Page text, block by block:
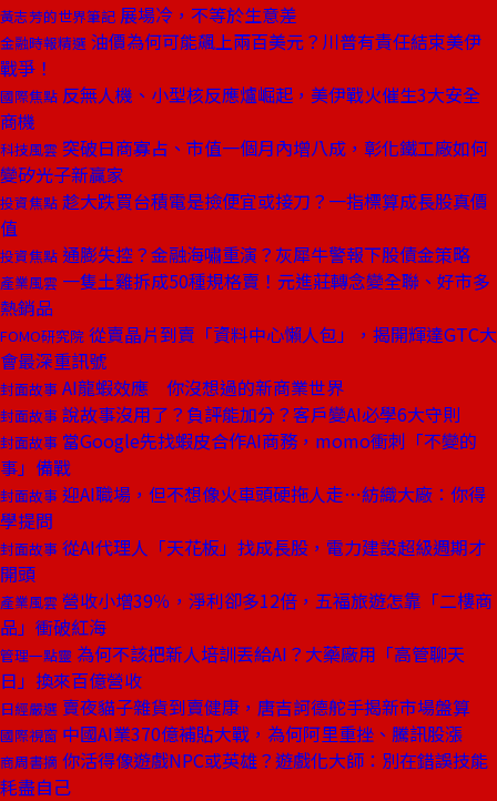
黃志芳的世界筆記 展場冷，不等於生意差
金融時報精選 油價為何可能飆上兩百美元？川普有責任結束美伊
戰爭！
國際焦點 反無人機、小型核反應爐崛起，美伊戰火催生3大安全
商機
科技風雲 突破日商寡占、市值一個月內增八成，彰化鐵工廠如何
變矽光子新贏家
投資焦點 趁大跌買台積電是撿便宜或接刀？一指標算成長股真價
值
投資焦點 通膨失控？金融海嘯重演？灰犀牛警報下股債金策略
產業風雲 一隻土雞拆成50種規格賣！元進莊轉念變全聯、好市多
熱銷品
FOMO研究院 從賣晶片到賣「資料中心懶人包」，揭開輝達GTC大
會最深重訊號
封面故事 AI龍蝦效應 你沒想過的新商業世界
封面故事 說故事沒用了？負評能加分？客戶變AI必學6大守則
封面故事 當Google先找蝦皮合作AI商務，momo衝刺「不變的
事」備戰
封面故事 迎AI職場，但不想像火車頭硬拖人走⋯紡織大廠：你得
學提問
封面故事 從AI代理人「天花板」找成長股，電力建設超級週期才
開頭
產業風雲 營收小增39％，淨利卻多12倍，五福旅遊怎靠「二樓商
品」衝破紅海
管理一點靈 為何不該把新人培訓丟給AI？大藥廠用「高管聊天
日」換來百億營收
日經嚴選 賣夜貓子雜貨到賣健康，唐吉訶德舵手揭新市場盤算
國際視窗 中國AI業370億補貼大戰，為何阿里重挫、騰訊股漲
商周書摘 你活得像遊戲NPC或英雄？遊戲化大師：別在錯誤技能
耗盡自己